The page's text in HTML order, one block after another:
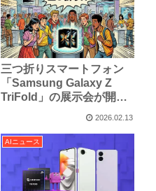
三つ折りスマートフォン
「Samsung Galaxy Z
TriFold」の展示会が開催
2026.02.13
AIニュース